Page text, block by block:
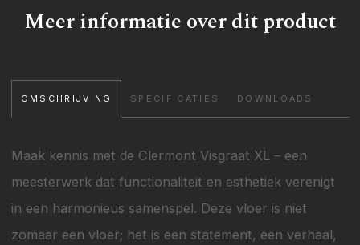
Meer informatie over dit product
OMSCHRIJVING SPECIFICATIES DOWNLOADS
Maak kennis met de Clermont Visgraat XL – een
meesterwerk dat functionaliteit en esthetiek verenigt
in een harmonieus samenspel. Deze vloer is niet
zomaar een vloer; het is een statement, een verhaal,